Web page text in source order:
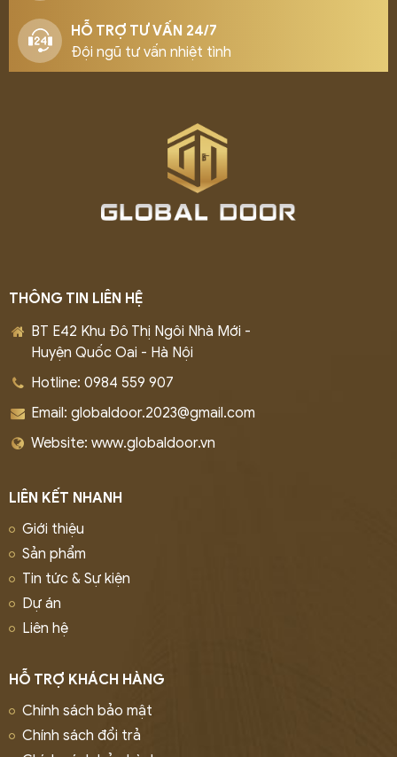
HỖ TRỢ TƯ VẤN 24/7
Đội ngũ tư vấn nhiệt tình
THÔNG TIN LIÊN HỆ
BT E42 Khu Đô Thị Ngôi Nhà Mới -
Huyện Quốc Oai - Hà Nội
Hotline: 0984 559 907
Email: globaldoor.2023@gmail.com
Website: www.globaldoor.vn
LIÊN KẾT NHANH
Giới thiệu
Sản phẩm
Tin tức & Sự kiện
Dự án
Liên hệ
HỖ TRỢ KHÁCH HÀNG
Chính sách bảo mật
Chính sách đổi trả